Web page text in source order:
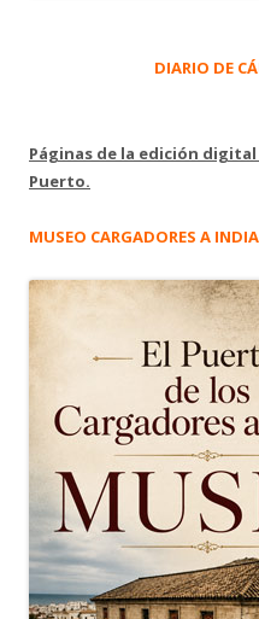
DIARIO DE
Páginas de la edición digital
Puerto.
MUSEO CARGADORES A